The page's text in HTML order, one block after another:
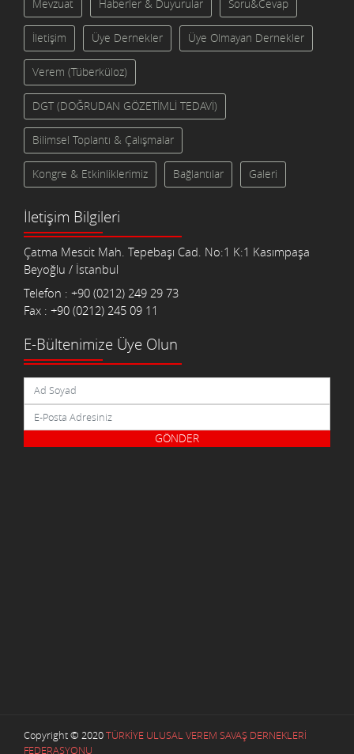
Mevzuat Haberler & Duyurular Soru&Cevap
İletişim Üye Dernekler Üye Olmayan Dernekler
Verem (Tüberküloz)
DGT (DOĞRUDAN GÖZETİMLİ TEDAVİ)
Bilimsel Toplantı & Çalışmalar
Kongre & Etkinliklerimiz Bağlantılar Galeri
İletişim Bilgileri
Çatma Mescit Mah. Tepebaşı Cad. No:1 K:1 Kasımpaşa
Beyoğlu / İstanbul
Telefon : +90 (0212) 249 29 73
Fax : +90 (0212) 245 09 11
E-Bültenimize Üye Olun
Copyright © 2020TÜRKİYE ULUSAL VEREM SAVAŞ DERNEKLERİ
FEDERASYONU